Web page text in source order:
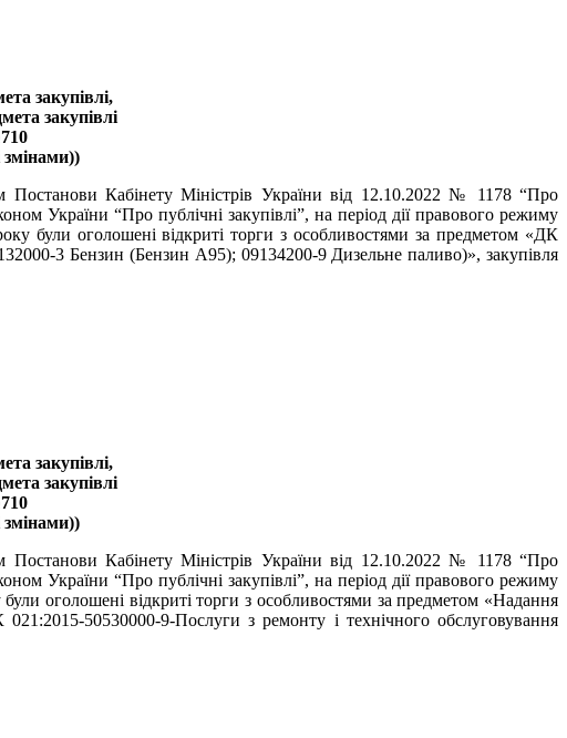
закупівлі,
закупівлі
Постанови Кабінету Міністрів України від 12.10.2022 № 1178 “Про
України “Про публічні закупівлі”, на період дії правового режиму
були оголошені відкриті торги з особливостями за предметом «ДК
3 Бензин (Бензин А95); 09134200-9 Дизельне паливо)», закупівля
закупівлі,
закупівлі
Постанови Кабінету Міністрів України від 12.10.2022 № 1178 “Про
України “Про публічні закупівлі”, на період дії правового режиму
оголошені відкриті торги з особливостями за предметом «Надання
021:2015-50530000-9-Послуги з ремонту і технічного обслуговування